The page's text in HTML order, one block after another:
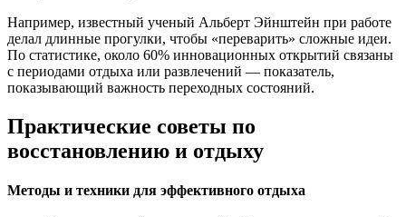
Например, известный ученый Альберт Эйнштейн при работе
делал длинные прогулки, чтобы «переварить» сложные идеи.
По статистике, около 60% инновационных открытий связаны
с периодами отдыха или развлечений — показатель,
показывающий важность переходных состояний.
Практические советы по
восстановлению и отдыху
Методы и техники для эффективного отдыха